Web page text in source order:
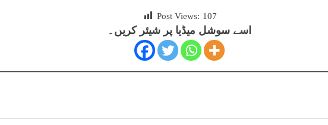
Post Views: 107
اسے سوشل میڈیا پر شیئر کریں۔